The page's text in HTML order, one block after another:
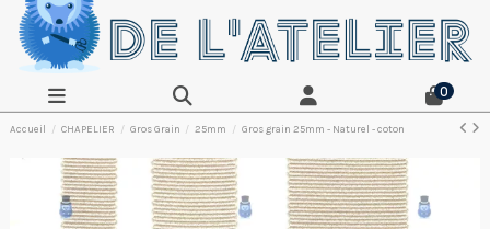
0
Accueil CHAPELIER Gros Grain 25mm Gros grain 25mm - Naturel - coton